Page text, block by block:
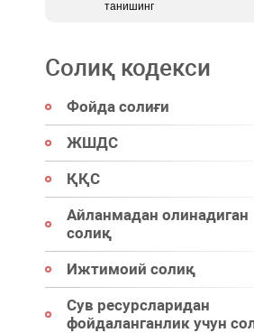
танишинг
Солиқ кодекси
Фойда солиғи
ЖШДС
ҚҚС
Айланмадан олинадиган
солиқ
Ижтимоий солиқ
Сув ресурсларидан
фойдаланганлик учун